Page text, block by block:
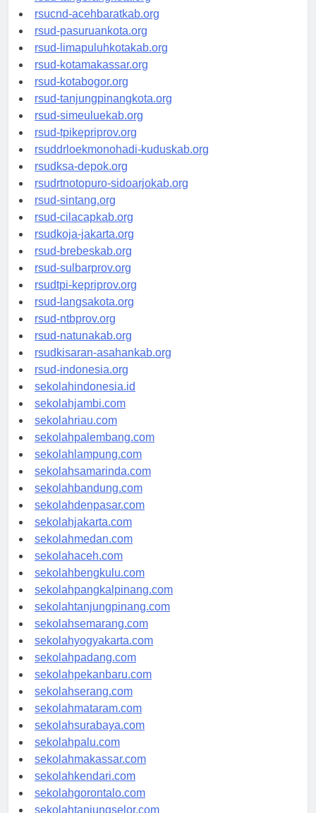
rsud-tangerangkota.org
rsucnd-acehbaratkab.org
rsud-pasuruankota.org
rsud-limapuluhkotakab.org
rsud-kotamakassar.org
rsud-kotabogor.org
rsud-tanjungpinangkota.org
rsud-simeuluekab.org
rsud-tpikepriprov.org
rsuddrloekmonohadi-kuduskab.org
rsudksa-depok.org
rsudrtnotopuro-sidoarjokab.org
rsud-sintang.org
rsud-cilacapkab.org
rsudkoja-jakarta.org
rsud-brebeskab.org
rsud-sulbarprov.org
rsudtpi-kepriprov.org
rsud-langsakota.org
rsud-ntbprov.org
rsud-natunakab.org
rsudkisaran-asahankab.org
rsud-indonesia.org
sekolahindonesia.id
sekolahjambi.com
sekolahriau.com
sekolahpalembang.com
sekolahlampung.com
sekolahsamarinda.com
sekolahbandung.com
sekolahdenpasar.com
sekolahjakarta.com
sekolahmedan.com
sekolahaceh.com
sekolahbengkulu.com
sekolahpangkalpinang.com
sekolahtanjungpinang.com
sekolahsemarang.com
sekolahyogyakarta.com
sekolahpadang.com
sekolahpekanbaru.com
sekolahserang.com
sekolahmataram.com
sekolahsurabaya.com
sekolahpalu.com
sekolahmakassar.com
sekolahkendari.com
sekolahgorontalo.com